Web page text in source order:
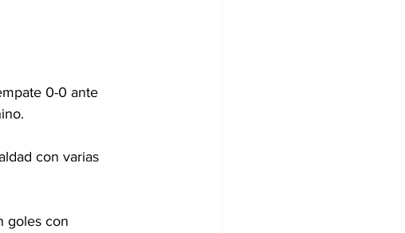
0-0 ante
con varias
goles con